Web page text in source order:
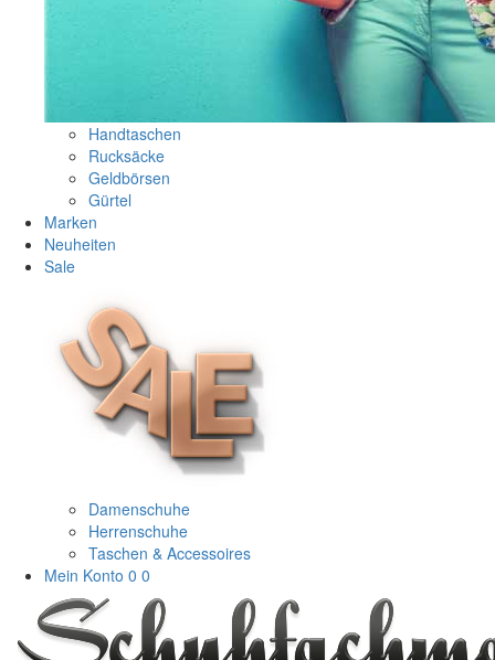
Handtaschen
Rucksäcke
Geldbörsen
Gürtel
Marken
Neuheiten
Sale
Damenschuhe
Herrenschuhe
Taschen & Accessoires
Mein Konto 0 0